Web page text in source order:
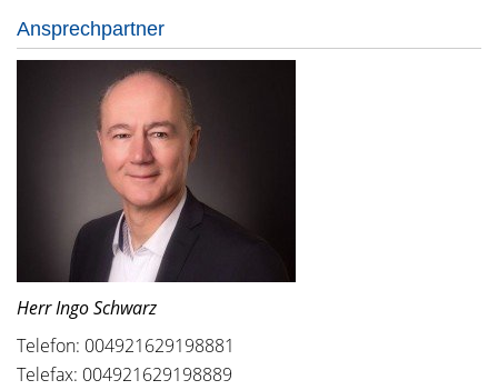
Ansprechpartner
Herr Ingo Schwarz
Telefon: 004921629198881
Telefax: 004921629198889